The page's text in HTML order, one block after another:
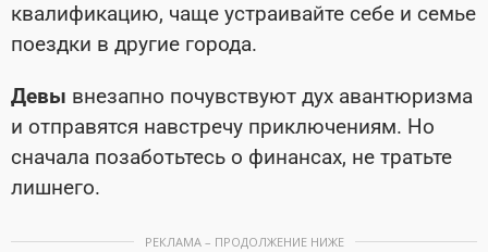
квалификацию, чаще устраивайте себе и семье
поездки в другие города.
Девы внезапно почувствуют дух авантюризма
и отправятся навстречу приключениям. Но
сначала позаботьтесь о финансах, не тратьте
лишнего.
РЕКЛАМА – ПРОДОЛЖЕНИЕ НИЖЕ